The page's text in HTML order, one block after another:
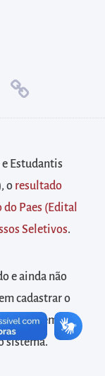
Estudantis
o resultado
Paes (Edital
Seletivos.
e ainda não
cadastrar o
bem
sistema.